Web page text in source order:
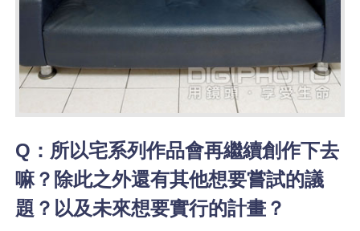
Q：所以宅系列作品會再繼續創作下去
嘛？除此之外還有其他想要嘗試的議
題？以及未來想要實行的計畫？